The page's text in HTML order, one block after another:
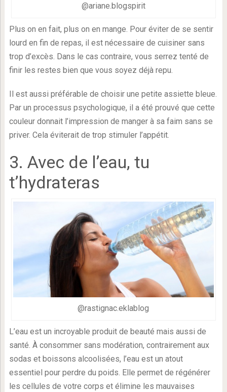
@ariane.blogspirit
Plus on en fait, plus on en mange. Pour éviter de se sentir
lourd en fin de repas, il est nécessaire de cuisiner sans
trop d’excès. Dans le cas contraire, vous serrez tenté de
finir les restes bien que vous soyez déjà repu.
Il est aussi préférable de choisir une petite assiette bleue.
Par un processus psychologique, il a été prouvé que cette
couleur donnait l’impression de manger à sa faim sans se
priver. Cela éviterait de trop stimuler l’appétit.
3. Avec de l’eau, tu
t’hydrateras
@rastignac.eklablog
L’eau est un incroyable produit de beauté mais aussi de
santé. À consommer sans modération, contrairement aux
sodas et boissons alcoolisées, l’eau est un atout
essentiel pour perdre du poids. Elle permet de régénérer
les cellules de votre corps et élimine les mauvaises